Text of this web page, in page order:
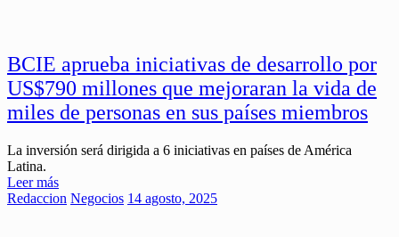
BCIE aprueba iniciativas de desarrollo por
US$790 millones que mejoraran la vida de
miles de personas en sus países miembros
La inversión será dirigida a 6 iniciativas en países de América
Latina.
Leer más
Redaccion Negocios 14 agosto, 2025